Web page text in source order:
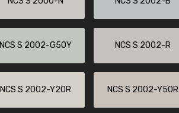
NCS S 2002-G50Y NCS S 2002-R
NCS S 2002-Y20R NCS S 2002-Y50R